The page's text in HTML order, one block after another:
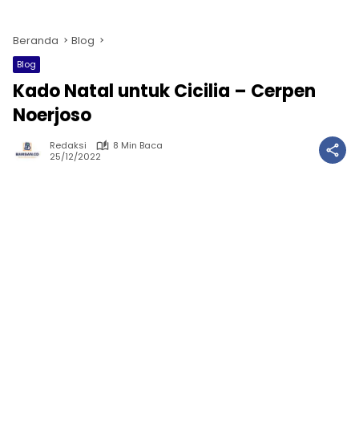
Beranda Blog
Blog
Kado Natal untuk Cicilia – Cerpen
Noerjoso
Redaksi
8 Min Baca
25/12/2022